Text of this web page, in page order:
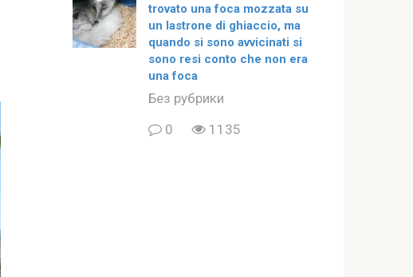
trovato una foca mozzata su
un lastrone di ghiaccio, ma
quando si sono avvicinati si
sono resi conto che non era
una foca
Без рубрики
0
1135